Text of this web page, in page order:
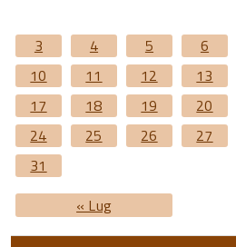
3
4 5 6
10
11 12 13
17
18 19 20
24
25 26 27
31
« Lug